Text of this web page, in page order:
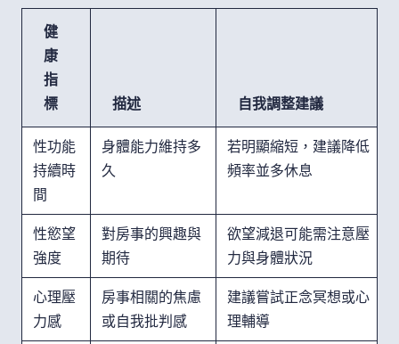
健
康
指
標
描述 自我調整建議
性功能
持續時
間
身體能力維持多
久
若明顯縮短，建議降低
頻率並多休息
性慾望
強度
對房事的興趣與
期待
欲望減退可能需注意壓
力與身體狀況
心理壓
力感
房事相關的焦慮
或自我批判感
建議嘗試正念冥想或心
理輔導